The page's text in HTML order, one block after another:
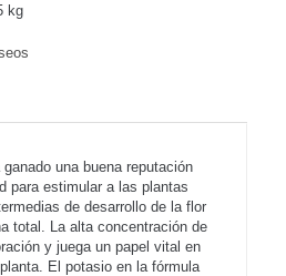
kg
una buena reputación
para estimular a las plantas
de desarrollo de la flor
total. La alta concentración de
y juega un papel vital en
El potasio en la fórmula